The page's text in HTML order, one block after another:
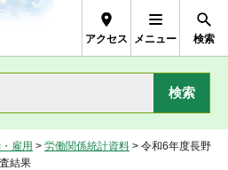
Prefecture
アクセス メニュー 検索
雇用 > 労働関係統計資料 > 令和6年度長野
結果